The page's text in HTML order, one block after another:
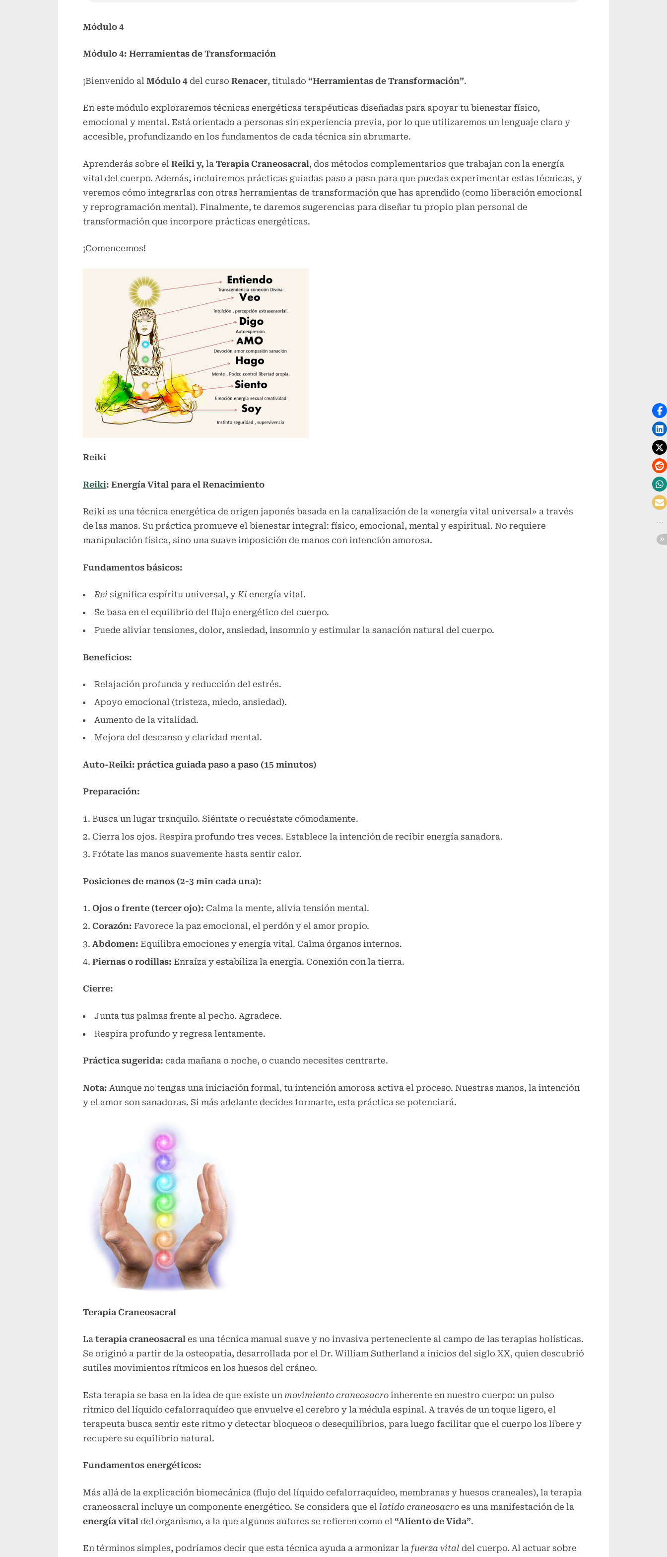
Módulo 4
Módulo 4: Herramientas de Transformación
¡Bienvenido al Módulo 4 del curso Renacer, titulado “Herramientas de Transformación”.
En este módulo exploraremos técnicas energéticas terapéuticas diseñadas para apoyar tu bienestar físico,
emocional y mental. Está orientado a personas sin experiencia previa, por lo que utilizaremos un lenguaje claro y
accesible, profundizando en los fundamentos de cada técnica sin abrumarte.
Aprenderás sobre el Reiki y, la Terapia Craneosacral, dos métodos complementarios que trabajan con la energía
vital del cuerpo. Además, incluiremos prácticas guiadas paso a paso para que puedas experimentar estas técnicas, y
veremos cómo integrarlas con otras herramientas de transformación que has aprendido (como liberación emocional
y reprogramación mental). Finalmente, te daremos sugerencias para diseñar tu propio plan personal de
transformación que incorpore prácticas energéticas.
¡Comencemos!
Reiki
Reiki: Energía Vital para el Renacimiento
Reiki es una técnica energética de origen japonés basada en la canalización de la «energía vital universal» a través
de las manos. Su práctica promueve el bienestar integral: físico, emocional, mental y espiritual. No requiere
manipulación física, sino una suave imposición de manos con intención amorosa.
Fundamentos básicos:
Rei significa espíritu universal, yKi energía vital.
Se basa en el equilibrio del flujo energético del cuerpo.
Puede aliviar tensiones, dolor, ansiedad, insomnio y estimular la sanación natural del cuerpo.
Beneficios:
Relajación profunda y reducción del estrés.
Apoyo emocional (tristeza, miedo, ansiedad).
Aumento de la vitalidad.
Mejora del descanso y claridad mental.
Auto-Reiki: práctica guiada paso a paso (15 minutos)
Preparación:
Busca un lugar tranquilo. Siéntate o recuéstate cómodamente.
Cierra los ojos. Respira profundo tres veces. Establece la intención de recibir energía sanadora.
Frótate las manos suavemente hasta sentir calor.
Posiciones de manos (2-3 min cada una):
Ojos o frente (tercer ojo): Calma la mente, alivia tensión mental.
Corazón: Favorece la paz emocional, el perdón y el amor propio.
Abdomen: Equilibra emociones y energía vital. Calma órganos internos.
Piernas o rodillas: Enraíza y estabiliza la energía. Conexión con la tierra.
Cierre:
Junta tus palmas frente al pecho. Agradece.
Respira profundo y regresa lentamente.
Práctica sugerida: cada mañana o noche, o cuando necesites centrarte.
Nota: Aunque no tengas una iniciación formal, tu intención amorosa activa el proceso. Nuestras manos, la intención
y el amor son sanadoras. Si más adelante decides formarte, esta práctica se potenciará.
Terapia Craneosacral
La terapia craneosacral es una técnica manual suave y no invasiva perteneciente al campo de las terapias holísticas.
Se originó a partir de la osteopatía, desarrollada por el Dr. William Sutherland a inicios del siglo XX, quien descubrió
sutiles movimientos rítmicos en los huesos del cráneo.
Esta terapia se basa en la idea de que existe un movimiento craneosacro inherente en nuestro cuerpo: un pulso
rítmico del líquido cefalorraquídeo que envuelve el cerebro y la médula espinal. A través de un toque ligero, el
terapeuta busca sentir este ritmo y detectar bloqueos o desequilibrios, para luego facilitar que el cuerpo los libere y
recupere su equilibrio natural.
Fundamentos energéticos:
Más allá de la explicación biomecánica (flujo del líquido cefalorraquídeo, membranas y huesos craneales), la terapia
craneosacral incluye un componente energético. Se considera que el latido craneosacro es una manifestación de la
energía vital del organismo, a la que algunos autores se refieren como el “Aliento de Vida”.
En términos simples, podríamos decir que esta técnica ayuda a armonizar la fuerza vital del cuerpo. Al actuar sobre